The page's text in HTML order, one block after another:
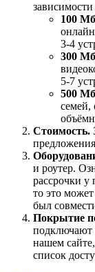
зависимости
100
3-4
300
5-7
500
семей,
Стоимость.
и роутер.
рассрочки у
то это
был
Покрытие
подключают
нашем
список